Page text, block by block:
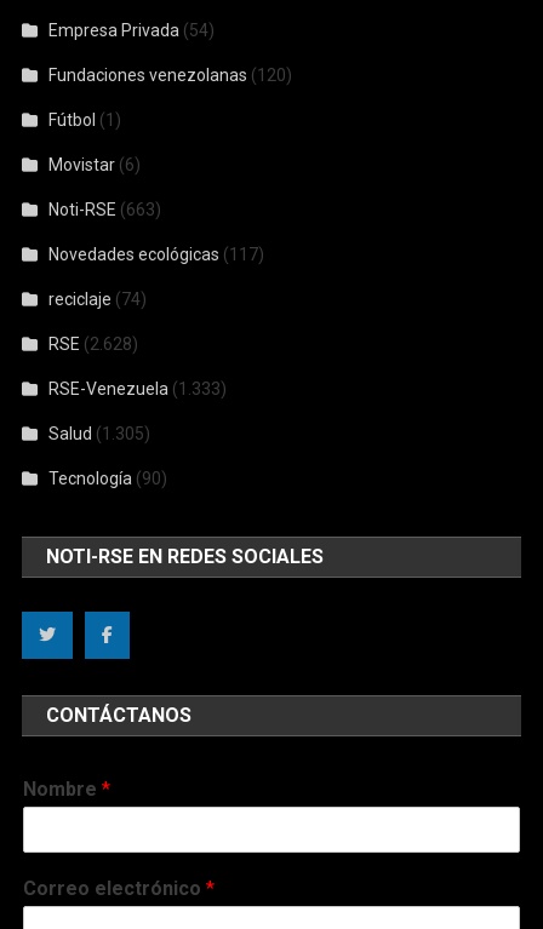
Empresa Privada (54)
Fundaciones venezolanas (120)
Fútbol (1)
Movistar (6)
Noti-RSE (663)
Novedades ecológicas (117)
reciclaje (74)
RSE (2.628)
RSE-Venezuela (1.333)
Salud (1.305)
Tecnología (90)
NOTI-RSE EN REDES SOCIALES
CONTÁCTANOS
Nombre*
Correo electrónico*